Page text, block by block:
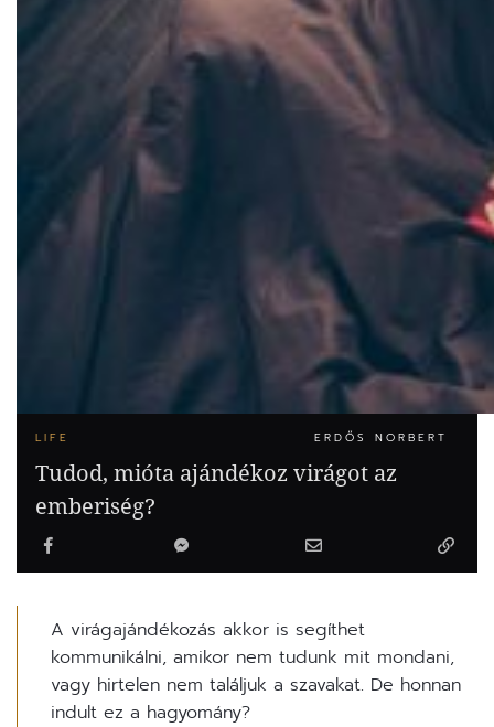
LIFE ERDŐS NORBERT
Tudod, mióta ajándékoz virágot az
emberiség?
A virágajándékozás akkor is segíthet
kommunikálni, amikor nem tudunk mit mondani,
vagy hirtelen nem találjuk a szavakat. De honnan
indult ez a hagyomány?